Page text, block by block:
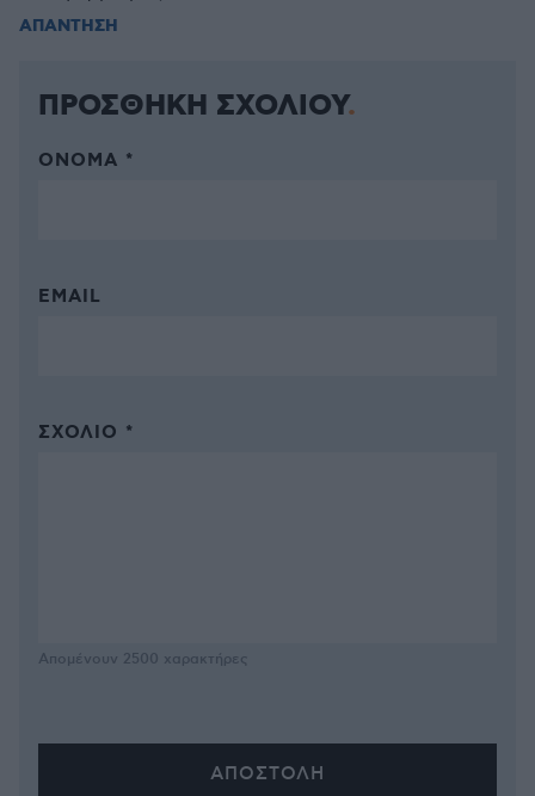
ΑΠΑΝΤΗΣΗ
ΠΡΟΣΘΗΚΗ ΣΧΟΛΙΟΥ
ΌΝΟΜΑ *
EMAIL
ΣΧΌΛΙΟ *
Απομένουν 2500 χαρακτήρες